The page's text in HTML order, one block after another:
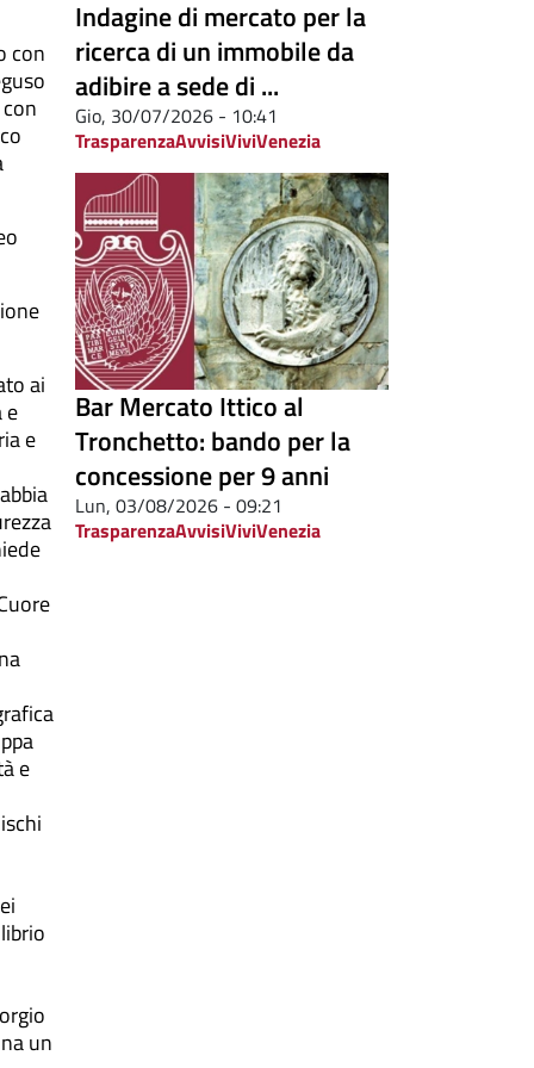
con
ai
e
e
e
un
Indagine di mercato per la
ricerca di un immobile da
adibire a sede di ...
Gio, 30/07/2026 - 10:41
TrasparenzaAvvisiViviVenezia
Bar Mercato Ittico al
Tronchetto: bando per la
concessione per 9 anni
Lun, 03/08/2026 - 09:21
TrasparenzaAvvisiViviVenezia